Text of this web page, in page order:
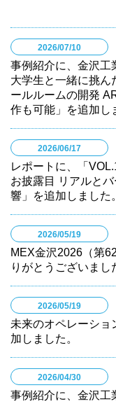
2026/07/10
事例紹介に、金沢工
大学生と一緒に挑ん
ールルームの開発
作も可能」を追加し
2026/06/17
レポートに、「
お披露目 リアルと
響」を追加しました。
2026/05/19
MEX金沢2026（第
りがとうございまし
2026/05/19
未来のオペレーショ
加しました。
2026/04/30
事例紹介に、金沢工